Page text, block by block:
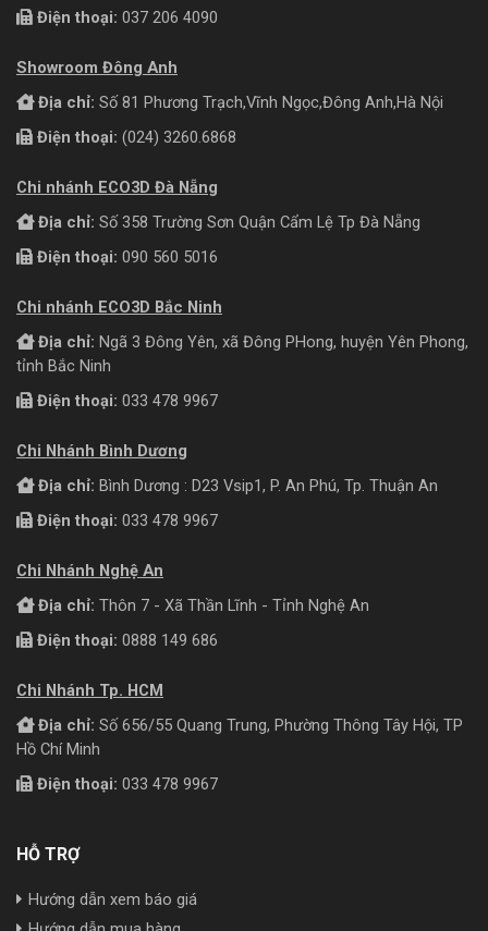
Điện thoại: 037 206 4090
Showroom Đông Anh
Địa chỉ: Số 81 Phương Trạch,Vĩnh Ngọc,Đông Anh,Hà Nội
Điện thoại: (024) 3260.6868
Chi nhánh ECO3D Đà Nẵng
Địa chỉ: Số 358 Trường Sơn Quận Cẩm Lệ Tp Đà Nẵng
Điện thoại: 090 560 5016
Chi nhánh ECO3D Bắc Ninh
Địa chỉ: Ngã 3 Đông Yên, xã Đông PHong, huyện Yên Phong,
tỉnh Bắc Ninh
Điện thoại: 033 478 9967
Chi Nhánh Bình Dương
Địa chỉ: Bình Dương : D23 Vsip1, P. An Phú, Tp. Thuận An
Điện thoại: 033 478 9967
Chi Nhánh Nghệ An
Địa chỉ: Thôn 7 - Xã Thần Lĩnh - Tỉnh Nghệ An
Điện thoại: 0888 149 686
Chi Nhánh Tp. HCM
Địa chỉ: Số 656/55 Quang Trung, Phường Thông Tây Hội, TP
Hồ Chí Minh
Điện thoại: 033 478 9967
HỖ TRỢ
Hướng dẫn xem báo giá